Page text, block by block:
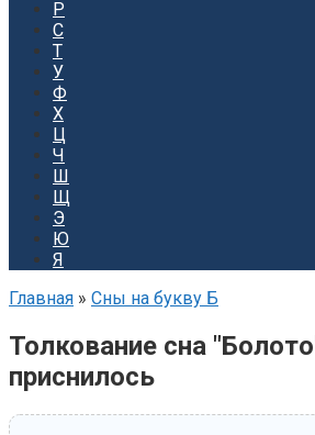
Р
С
Т
У
Ф
Х
Ц
Ч
Ш
Щ
Э
Ю
Я
Главная » Сны на букву Б
Толкование сна
приснилось